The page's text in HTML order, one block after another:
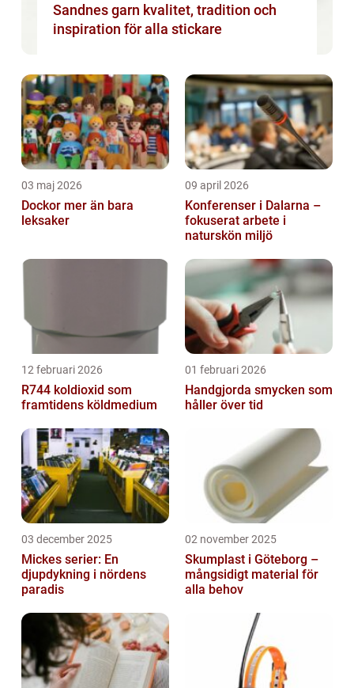
Sandnes garn kvalitet, tradition och
inspiration för alla stickare
03 maj 2026
Dockor mer än bara
leksaker
09 april 2026
Konferenser i Dalarna –
fokuserat arbete i
naturskön miljö
12 februari 2026
R744 koldioxid som
framtidens köldmedium
01 februari 2026
Handgjorda smycken som
håller över tid
03 december 2025
Mickes serier: En
djupdykning i nördens
paradis
02 november 2025
Skumplast i Göteborg –
mångsidigt material för
alla behov